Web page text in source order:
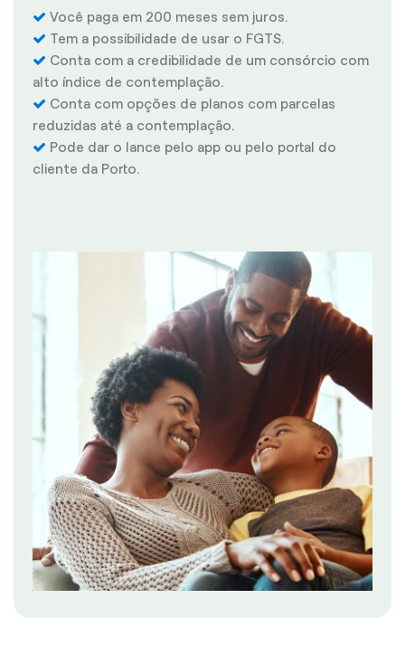
Você paga em 200 meses sem juros.
Tem a possibilidade de usar o FGTS.
Conta com a credibilidade de um consórcio com
alto índice de contemplação.
Conta com opções de planos com parcelas
reduzidas até a contemplação.
Pode dar o lance pelo app ou pelo portal do
cliente da Porto.